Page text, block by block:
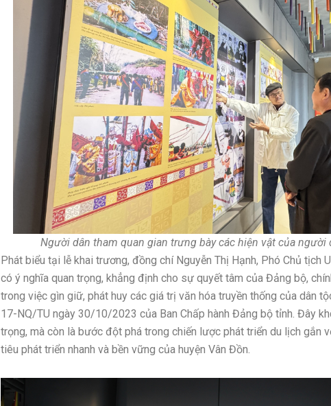
Người dân tham quan gian trưng bày các hiện vật của người
Phát biểu tại lễ khai trương, đồng chí Nguyễn Thị Hạnh, Phó Chủ tịch
có ý nghĩa quan trọng, khẳng định cho sự quyết tâm của Đảng bộ,
trong việc gìn giữ, phát huy các giá trị văn hóa truyền thống của dân
17-NQ/TU ngày 30/10/2023 của Ban Chấp hành Đảng bộ tỉnh. Đây
trọng, mà còn là bước đột phá trong chiến lược phát triển du lịch gắn
tiêu phát triển nhanh và bền vững của huyện Vân Đồn.